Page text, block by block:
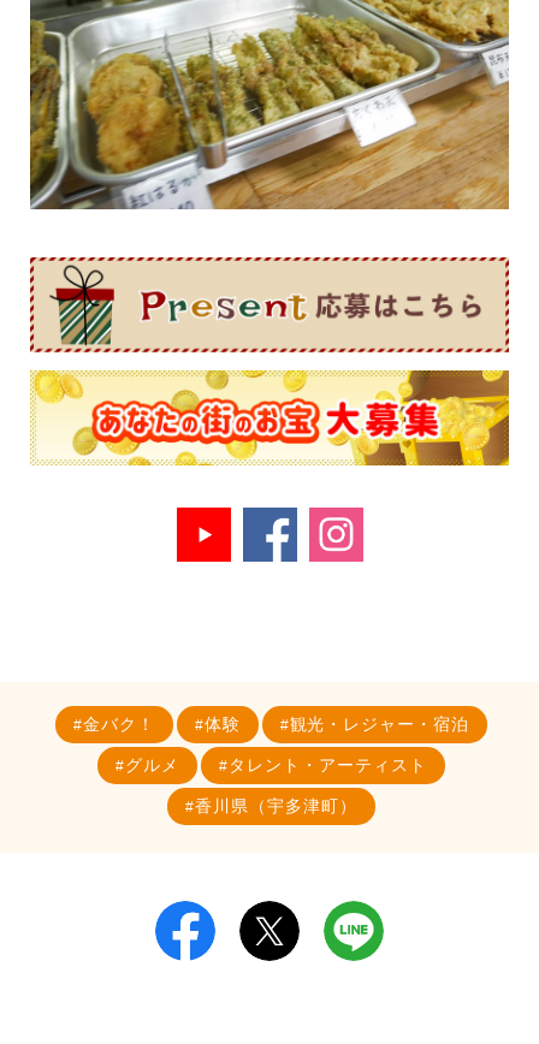
金バク！ 体験 観光・レジャー・宿泊
グルメ タレント・アーティスト
香川県（宇多津町）